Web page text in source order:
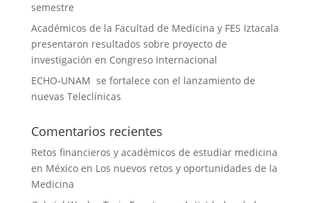
semestre
Académicos de la Facultad de Medicina y FES Iztacala
presentaron resultados sobre proyecto de
investigación en Congreso Internacional
ECHO-UNAM se fortalece con el lanzamiento de
nuevas Teleclínicas
Comentarios recientes
Retos financieros y académicos de estudiar medicina
en Méxicoen Los nuevos retos y oportunidades de la
Medicina